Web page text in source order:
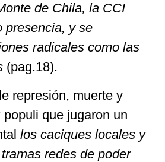
de Chila, la CCI
presencia, y se
radicales como las
(pag.18).
represión, muerte y
que jugaron un
los caciques locales y
redes de poder